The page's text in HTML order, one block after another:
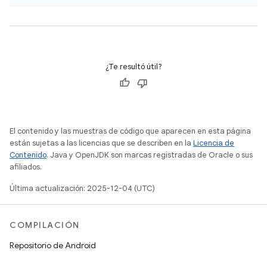
¿Te resultó útil?
El contenido y las muestras de código que aparecen en esta página
están sujetas a las licencias que se describen en la Licencia de
Contenido. Java y OpenJDK son marcas registradas de Oracle o sus
afiliados.
Última actualización: 2025-12-04 (UTC)
COMPILACIÓN
Repositorio de Android